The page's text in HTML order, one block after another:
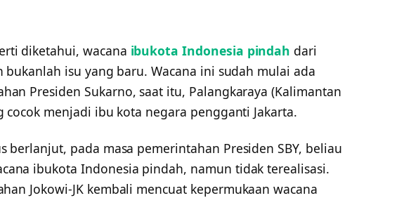
diketahui, wacana ibukota Indonesia pindah dari
bukanlah isu yang baru. Wacana ini sudah mulai ada
Presiden Sukarno, saat itu, Palangkaraya (Kalimantan
menjadi ibu kota negara pengganti Jakarta.
berlanjut, pada masa pemerintahan Presiden SBY, beliau
ibukota Indonesia pindah, namun tidak terealisasi.
Jokowi-JK kembali mencuat kepermukaan wacana